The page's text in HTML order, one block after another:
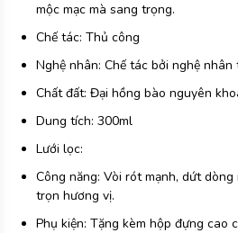
mộc mạc mà sang trọng.
Chế tác: Thủ công
Nghệ nhân: Chế tác bởi nghệ nhân
Chất đất: Đại hồng bào nguyên
Dung tích: 300ml
Lưới lọc:
Công năng: Vòi rót mạnh, dứt
trọn hương vị.
Phụ kiện: Tặng kèm hộp đựng cao